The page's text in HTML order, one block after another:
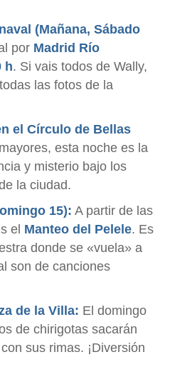
(Mañana, Sábado
por Madrid Río
h. Si vais todos de Wally,
las fotos de la
el Círculo de Bellas
esta noche es la
y misterio bajo los
la ciudad.
15): A partir de las
el Manteo del Pelele. Es
donde se «vuela» a
son de canciones
de la Villa: El domingo
de chirigotas sacarán
sus rimas. ¡Diversión